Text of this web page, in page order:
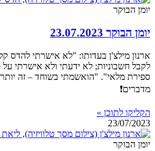
יומן הבוקר
יומן הבוקר 23.07.2023
ארנון מילצ'ן בעדותו: "לא אישרתי להדס
לקבל חשבוניות; לא ידעתי ולא אישרתי על
ספירת מלאי". "הואשמתי בשוחד – זה
מדברים❗
הקליקו לתוכן »
23/07/2023
יומן הבוקר